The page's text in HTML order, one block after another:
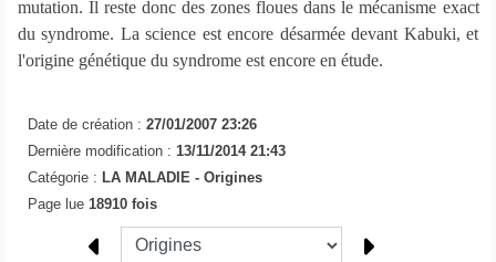
mutation. Il reste donc des zones floues dans le mécanisme exact
du syndrome. La science est encore désarmée devant Kabuki, et
l'origine génétique du syndrome est encore en étude.
Date de création : 27/01/2007 23:26
Dernière modification : 13/11/2014 21:43
Catégorie : LA MALADIE - Origines
Page lue 18910 fois